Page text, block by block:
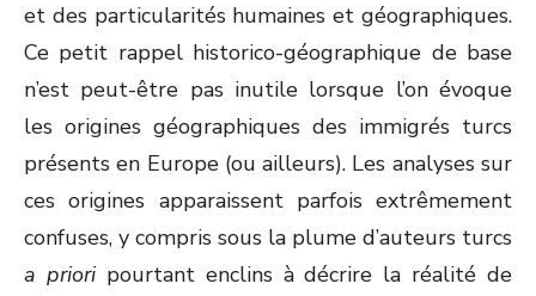
et des particularités humaines et géographiques.
Ce petit rappel historico-géographique de base
n’est peut-être pas inutile lorsque l’on évoque
les origines géographiques des immigrés turcs
présents en Europe (ou ailleurs). Les analyses sur
ces origines apparaissent parfois extrêmement
confuses, y compris sous la plume d’auteurs turcs
a prioripourtant enclins à décrire la réalité de